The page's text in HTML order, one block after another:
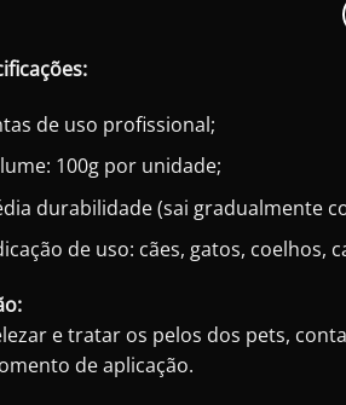
de uso profissional;
100g por unidade;
durabilidade (sai gradualmente
de uso: cães, gatos, coelhos,
e tratar os pelos dos pets,
de aplicação.